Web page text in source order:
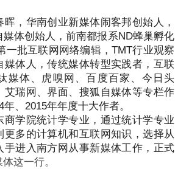
，可单干亦可合伙举事。
先订阅下个人的公众号道哥论道
对俺的基本情况有个全面的了解为
现低成本的创业，扎实却有成效。
切入口，连接用户和社群，形成品牌
资本的连接；
结合诸多的成功案例提供实践方法
、直接创业辅导服务；
业从业经验和积累，或者是拥有媒
择、团队组织、产品研发、市场运
方面积累了丰富的经验。愿意为有意
提供创业前的指导意见，以及来自于
的经验总结分享。
蠢蠢欲动的心，或者已经准备走上创
前，请务必来这样的一个小站短暂停
一小时畅言分享，会让你创业路上少
或是让你前路一片开阔，又或是让
免不必要的时间和精力的浪费，一句
你需要到这个小屋里静心倾听一
，华南创业新媒体闹客邦创始人，
媒体创始人，前南都报系ND蜂巢孵化
一批互联网网络编辑，TMT行业观察
媒体人，传统媒体转型实践者，互联
媒体、虎嗅网、百度百家、今日头
艾瑞网、界面、搜狐自媒体等专栏作
、2015年年度十大作者。
商学院统计学专业，通过统计学专业
更多的计算机和互联网知识，选择从
手进入南方网从事新媒体工作，正式
这一行。